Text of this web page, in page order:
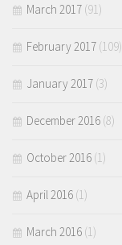
March 2017 (91)
February 2017 (109)
January 2017 (3)
December 2016 (8)
October 2016 (1)
April 2016 (1)
March 2016 (1)